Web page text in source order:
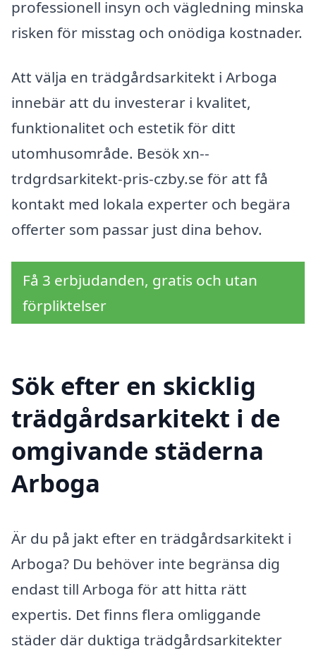
professionell insyn och vägledning minska
risken för misstag och onödiga kostnader.
Att välja en trädgårdsarkitekt i Arboga
innebär att du investerar i kvalitet,
funktionalitet och estetik för ditt
utomhusområde. Besök xn--
trdgrdsarkitekt-pris-czby.se för att få
kontakt med lokala experter och begära
offerter som passar just dina behov.
Få 3 erbjudanden, gratis och utan
förpliktelser
Sök efter en skicklig
trädgårdsarkitekt i de
omgivande städerna
Arboga
Är du på jakt efter en trädgårdsarkitekt i
Arboga? Du behöver inte begränsa dig
endast till Arboga för att hitta rätt
expertis. Det finns flera omliggande
städer där duktiga trädgårdsarkitekter